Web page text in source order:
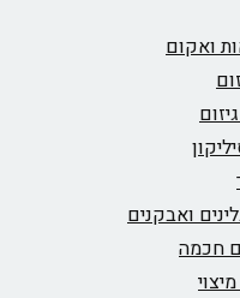
ואקום
ואבקנים
חכמה